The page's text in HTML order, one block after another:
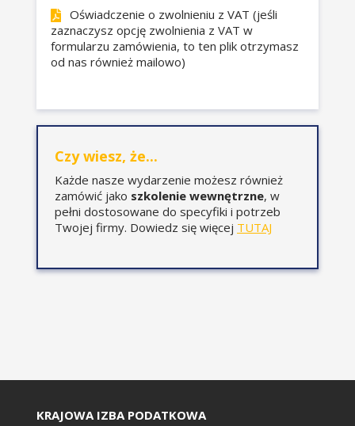
przesłanki wskazujące na
utworzenie odpisu,
sposób księgowania i
prezentacji.
Zwiększenie wartości
kiedy można mówić o
remoncie a kiedy o
modernizacji,
jak zwiększenie wartości
środka trwałego wpływa na
podatkową.
Zapisy w polityce
Oświadczenie o zwolnieniu z VAT (jeśli
zaznaczysz opcję zwolnienia z VAT w
formularzu zamówienia, to ten plik otrzymasz
od nas również mailowo)
Czy wiesz, że...
Każde nasze wydarzenie możesz również
zamówić jako szkolenie wewnętrzne, w
pełni dostosowane do specyfiki i potrzeb
Twojej firmy. Dowiedz się więcej TUTAJ
KRAJOWA IZBA PODATKOWA